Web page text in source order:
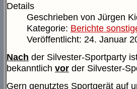
Details
Geschrieben von Jürgen
Kategorie: Berichte
Veröffentlicht: 24. Januar
Nach der Silvester-Sportparty
bekanntlich vor der Silvester-
Gern genutztes Sportgerät auf